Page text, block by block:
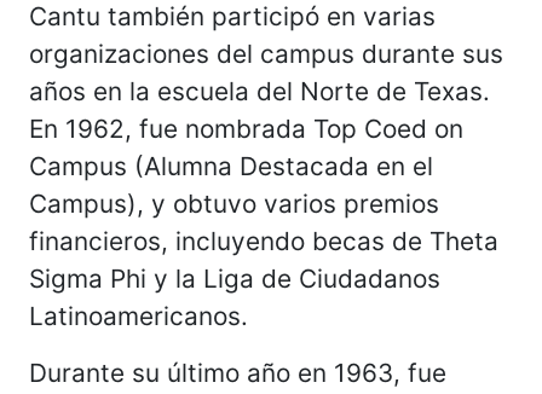
Cantu también participó en varias
organizaciones del campus durante sus
años en la escuela del Norte de Texas.
En 1962, fue nombrada Top Coed on
Campus (Alumna Destacada en el
Campus), y obtuvo varios premios
financieros, incluyendo becas de Theta
Sigma Phi y la Liga de Ciudadanos
Latinoamericanos.
Durante su último año en 1963, fue